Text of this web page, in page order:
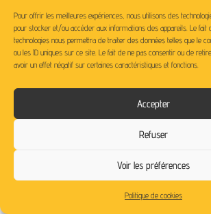
Pour offrir les meilleures expériences, nous utilisons des
pour stocker et/ou accéder aux informations des appareils. Le fait
technologies nous permettra de traiter des données telles que le
ou les ID uniques sur ce site. Le fait de ne pas consentir ou de
avoir un effet négatif sur certaines caractéristiques et fonctions.
Accepter
Refuser
Voir les préférences
Politique de cookies
SUIVEZ-NOUS SUR NOS RESEAUX